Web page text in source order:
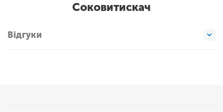
Соковитискач
Відгуки